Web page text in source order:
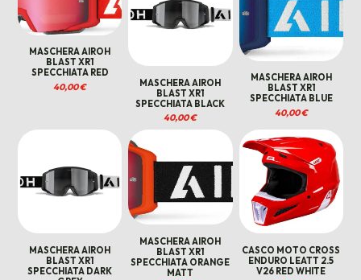
MASCHERA AIROH
BLAST XR1
SPECCHIATA RED
40,00€
MASCHERA AIROH
BLAST XR1
SPECCHIATA BLACK
40,00€
MASCHERA AIROH
BLAST XR1
SPECCHIATA BLUE
40,00€
MASCHERA AIROH
BLAST XR1
SPECCHIATA DARK
MASCHERA AIROH
BLAST XR1
SPECCHIATA ORANGE
MATT
CASCO MOTO CROSS
ENDURO LEATT 2.5
V26 RED WHITE